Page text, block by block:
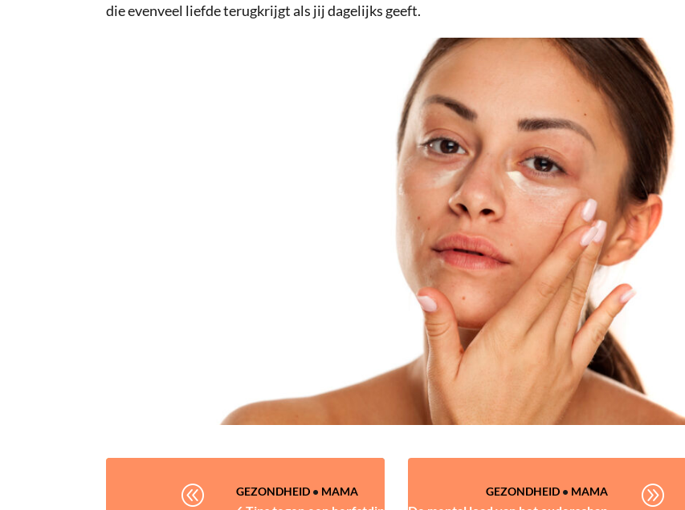
die evenveel liefde terugkrijgt als jij dagelijks geeft.
@ GEZONDHEID • MAMA GEZONDHEID • MAMA A